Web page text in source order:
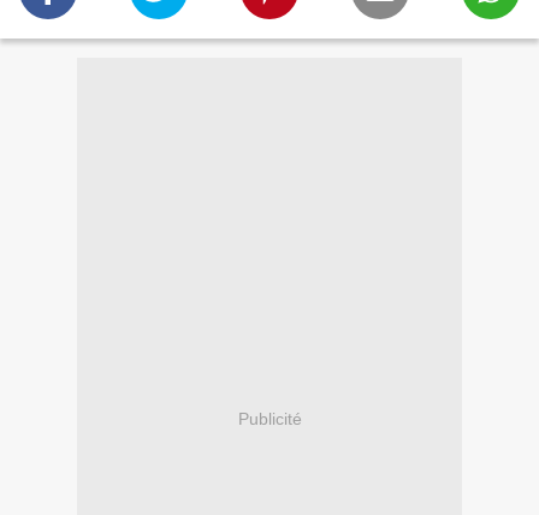
Publicité